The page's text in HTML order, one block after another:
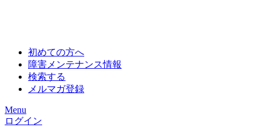
初めての方へ
障害メンテナンス情報
検索する
メルマガ登録
Menu
ログイン